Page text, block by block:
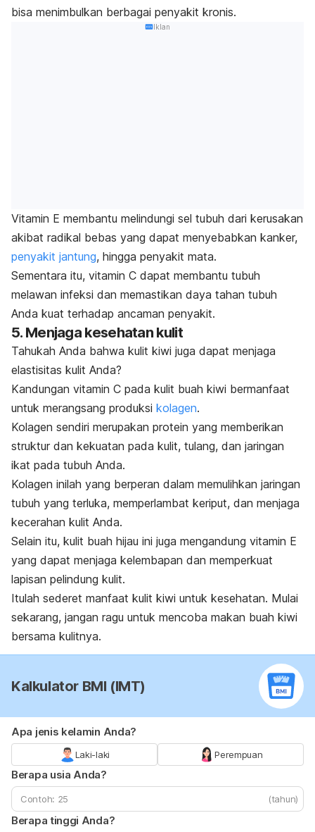
bisa menimbulkan berbagai penyakit kronis.
Iklan
Vitamin E membantu melindungi sel tubuh dari kerusakan
akibat radikal bebas yang dapat menyebabkan kanker,
penyakit jantung, hingga penyakit mata.
Sementara itu, vitamin C dapat membantu tubuh
melawan infeksi dan memastikan daya tahan tubuh
Anda kuat terhadap ancaman penyakit.
5. Menjaga kesehatan kulit
Tahukah Anda bahwa kulit kiwi juga dapat menjaga
elastisitas kulit Anda?
Kandungan vitamin C pada kulit buah kiwi bermanfaat
untuk merangsang produksi kolagen.
Kolagen sendiri merupakan protein yang memberikan
struktur dan kekuatan pada kulit, tulang, dan jaringan
ikat pada tubuh Anda.
Kolagen inilah yang berperan dalam memulihkan jaringan
tubuh yang terluka, memperlambat keriput, dan menjaga
kecerahan kulit Anda.
Selain itu, kulit buah hijau ini juga mengandung vitamin E
yang dapat menjaga kelembapan dan memperkuat
lapisan pelindung kulit.
Itulah sederet manfaat kulit kiwi untuk kesehatan. Mulai
sekarang, jangan ragu untuk mencoba makan buah kiwi
bersama kulitnya.
Kalkulator BMI (IMT)
Apa jenis kelamin Anda?
Laki-laki Perempuan
Berapa usia Anda?
(tahun)
Berapa tinggi Anda?